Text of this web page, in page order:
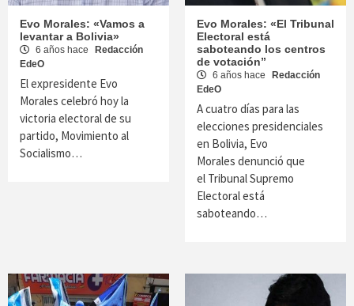
Evo Morales: «Vamos a
levantar a Bolivia»
6 años hace
Redacción
EdeO
El expresidente Evo
Morales celebró hoy la
victoria electoral de su
partido, Movimiento al
Socialismo…
Evo Morales: «El Tribunal
Electoral está
saboteando los centros
de votación”
6 años hace
Redacción
EdeO
A cuatro días para las
elecciones presidenciales
en Bolivia, Evo
Morales denunció que
el Tribunal Supremo
Electoral está
saboteando…